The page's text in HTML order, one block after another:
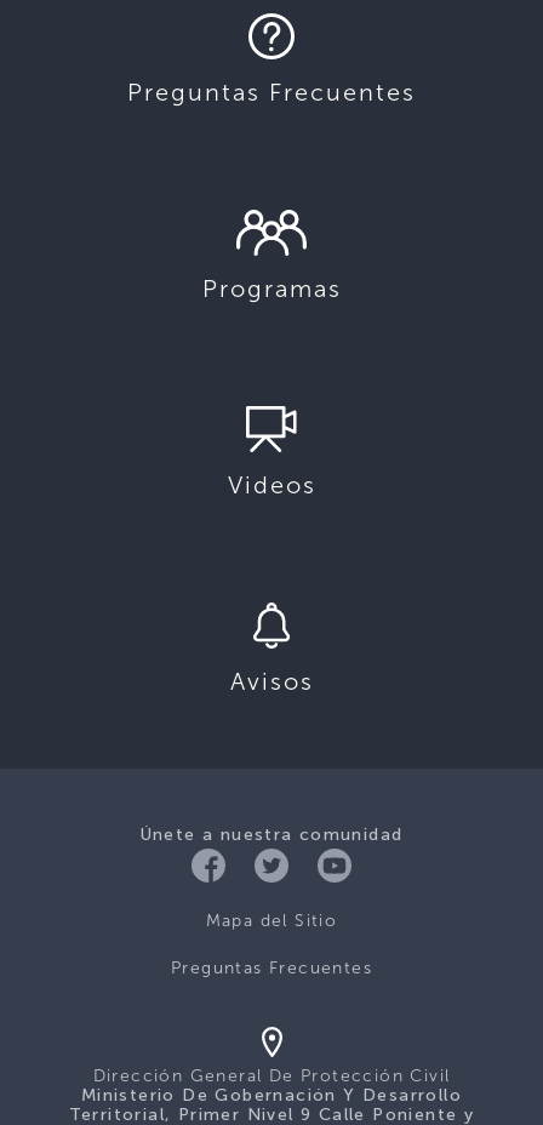
Preguntas Frecuentes
Programas
Videos
Avisos
Únete a nuestra comunidad
Mapa del Sitio
Preguntas Frecuentes
Dirección General De Protección Civil
Ministerio De Gobernación Y Desarrollo
Territorial, Primer Nivel 9 Calle Poniente y